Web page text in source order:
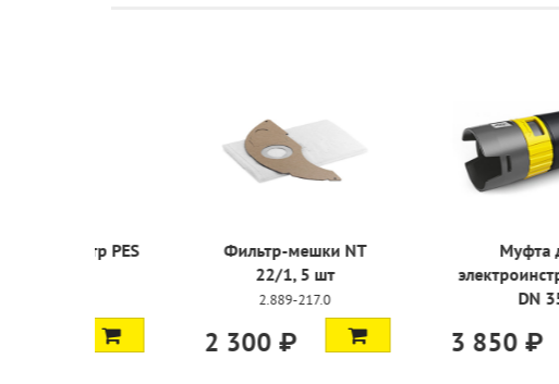
Патронный фильтр PES
2.889-219.0
3 150 ₽
Фильтр-мешки NT
22/1, 5 шт
2.889-217.0
2 300 ₽